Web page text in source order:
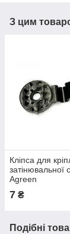
З цим
Кліпса для
затінювальної
Agreen
7 ₴
Подібні